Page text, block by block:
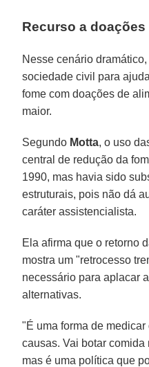
Recurso a doações
Nesse cenário
sociedade civil para
fome com doações de
maior.
Segundo Motta, o uso
central de redução da
1990, mas havia sido
estruturais, pois não dá
caráter assistencialista.
Ela afirma que o retorno
mostra um "retrocesso
necessário para aplacar
alternativas.
"É uma forma de
causas. Vai botar
mas é uma política que